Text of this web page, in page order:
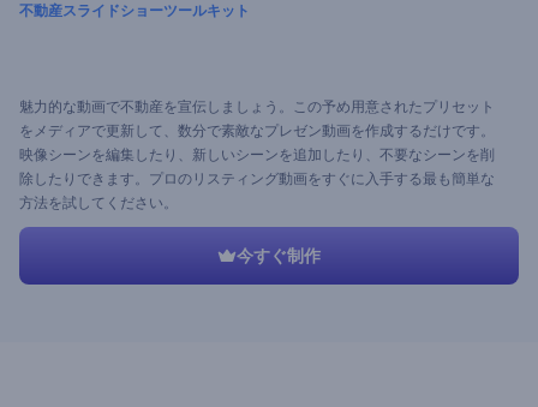
不動産スライドショーツールキット
魅力的な動画で不動産を宣伝しましょう。この予め用意されたプリセット
をメディアで更新して、数分で素敵なプレゼン動画を作成するだけです。
映像シーンを編集したり、新しいシーンを追加したり、不要なシーンを削
除したりできます。プロのリスティング動画をすぐに入手する最も簡単な
方法を試してください。
今すぐ制作